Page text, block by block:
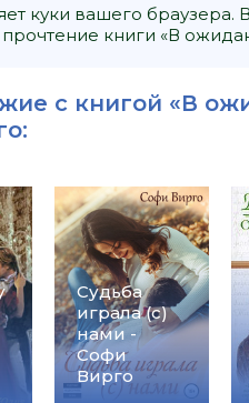
куки вашего
книги «В
с книгой «В
:
Судьба
играла (с)
нами -
Софи
Вирго